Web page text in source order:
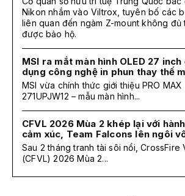
Nikon nhắm vào Viltrox, tuyên bố các
liên quan đến ngàm Z-mount không đủ
được bảo hộ.
MSI ra mắt màn hình OLED 27
dụng công nghệ in phun thay thế
MSI vừa chính thức giới thiệu PRO MAX
271UPJW12 – mẫu màn hình...
CFVL 2026 Mùa 2 khép lại với
cảm xúc, Team Falcons lên ngôi
Sau 2 tháng tranh tài sôi nổi, CrossFire
(CFVL) 2026 Mùa 2...